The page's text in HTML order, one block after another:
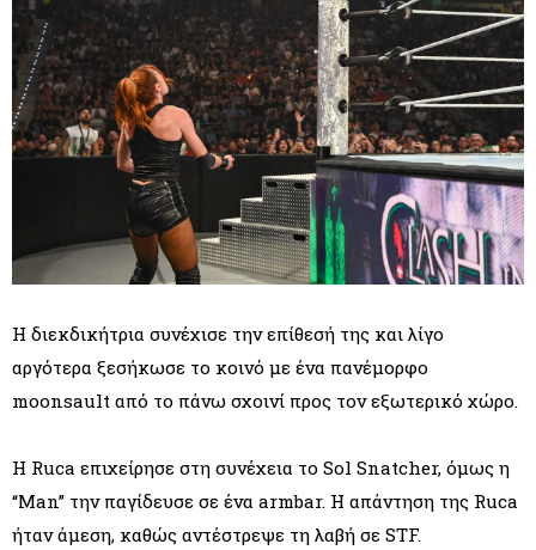
Η διεκδικήτρια συνέχισε την επίθεσή της και λίγο
αργότερα ξεσήκωσε το κοινό με ένα πανέμορφο
moonsault από το πάνω σχοινί προς τον εξωτερικό χώρο.
Η Ruca επιχείρησε στη συνέχεια το Sol Snatcher, όμως η
“Man” την παγίδευσε σε ένα armbar. Η απάντηση της Ruca
ήταν άμεση, καθώς αντέστρεψε τη λαβή σε STF.